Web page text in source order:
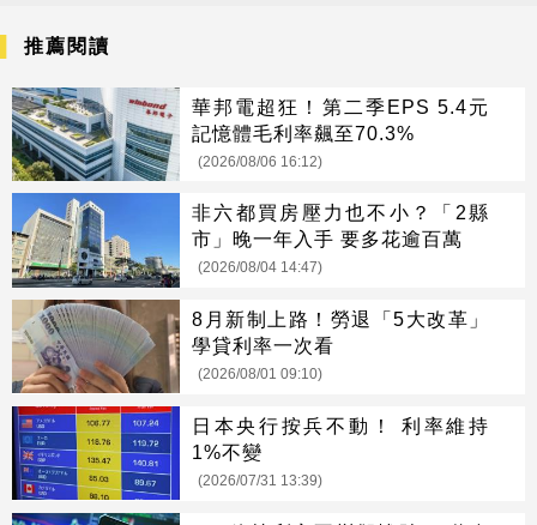
推薦閱讀
華邦電超狂！第二季EPS 5.4元
記憶體毛利率飆至70.3%
(2026/08/06 16:12)
非六都買房壓力也不小？「2縣
市」晚一年入手 要多花逾百萬
(2026/08/04 14:47)
8月新制上路！勞退「5大改革」
學貸利率一次看
(2026/08/01 09:10)
日本央行按兵不動！ 利率維持
1%不變
(2026/07/31 13:39)